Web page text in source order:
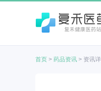
首页 > 药品资讯 > 资讯